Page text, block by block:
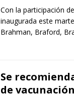
Con la participación
inaugurada este
Brahman, Braford,
Se
de